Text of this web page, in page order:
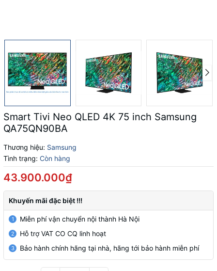
Smart Tivi Neo QLED 4K 75 inch Samsung
QA75QN90BA
Thương hiệu: Samsung
Tình trạng: Còn hàng
43.900.000₫
Khuyến mãi đặc biệt !!!
1 Miễn phí vận chuyển nội thành Hà Nội
2 Hỗ trợ VAT CO CQ linh hoạt
3 Bảo hành chính hãng tại nhà, hãng tới bảo hành miễn phí